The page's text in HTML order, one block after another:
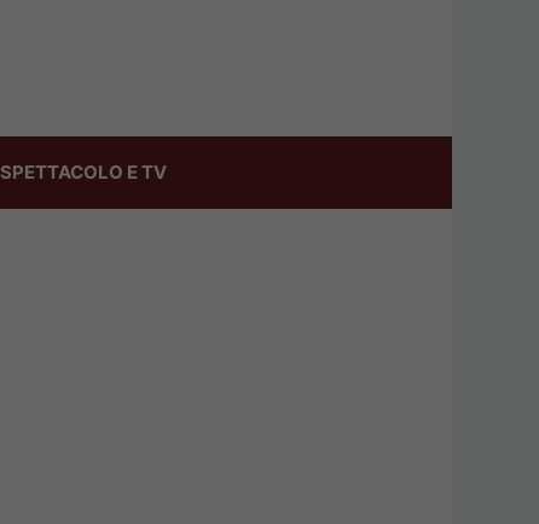
SPETTACOLO E TV